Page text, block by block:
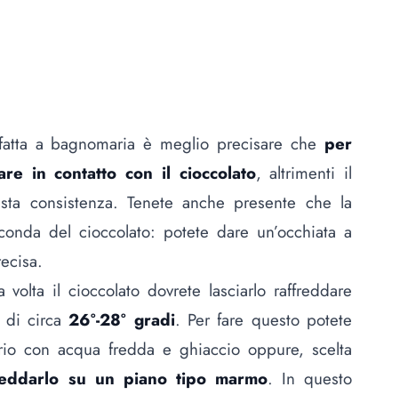
a bagnomaria è meglio precisare che per
in contatto con il cioccolato, altrimenti il
consistenza. Tenete anche presente che la
del cioccolato: potete dare un’occhiata a
il cioccolato dovrete lasciarlo raffreddare
di circa26°-28° gradi. Per fare questo potete
con acqua fredda e ghiaccio oppure, scelta
su un piano tipo marmo. In questo